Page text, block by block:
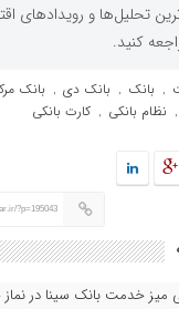
تحلیل‌ها و رویدادهای
کنید.
, بانک , بانک دی , بانک
, نظام بانکی , کارت بانکی
?p=195043
میز خدمت بانک سینا در